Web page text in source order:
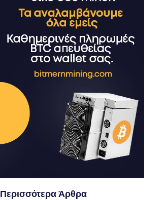
Περισσότερα Άρθρα